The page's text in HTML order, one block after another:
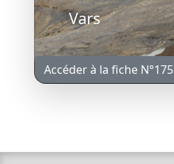
Vars
Accéder à la fiche N°175